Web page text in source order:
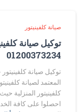
صيانة كلفينيتور
توكيل صيانة
01200373234
المعتمد لصيانة
كلفينيتور المنزلية
احصلوا على كافة